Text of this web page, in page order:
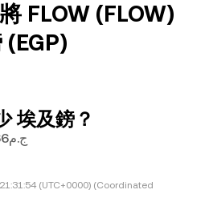
FLOW (FLOW)
埃及鎊？
1 FLOW 目前價值 ج.م1.4466
(UTC+0000) (Coordinated